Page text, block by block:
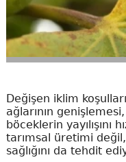
Değişen iklim
ağlarının
böceklerin yayılışını
tarımsal üretimi
sağlığını da tehdit